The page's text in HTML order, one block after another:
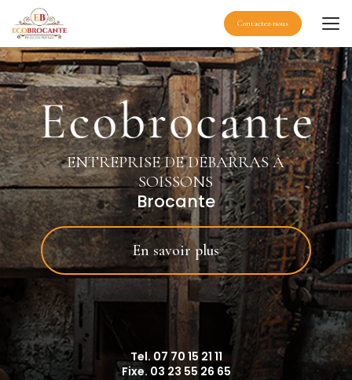
contenu
principal
Contactez-nous
ENTREPRISE DE DÉBARRAS À
SOISSONS
Brocante
En savoir plus
Tel. 07 70 15 21 11
Fixe. 03 23 55 26 65